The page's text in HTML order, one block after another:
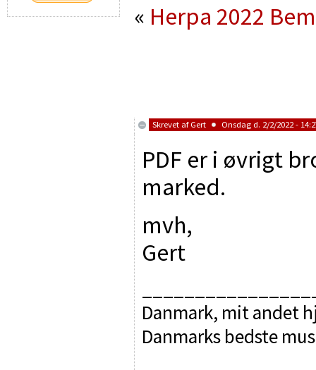
« Herpa 2022
Skrevet af Gert Onsdag d. 2/2/2022 -
PDF er i øvrigt
marked.
mvh,
Gert
Danmark, mit andet
Danmarks bedste